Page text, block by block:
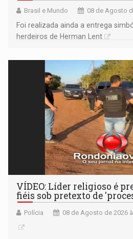
Brasil e Mundo 08 de Agosto
Foi realizada ainda a entrega
herdeiros de Herman Lent
VÍDEO: Líder religioso é
fiéis sob pretexto de
Polícia 08 de Agosto de 2026